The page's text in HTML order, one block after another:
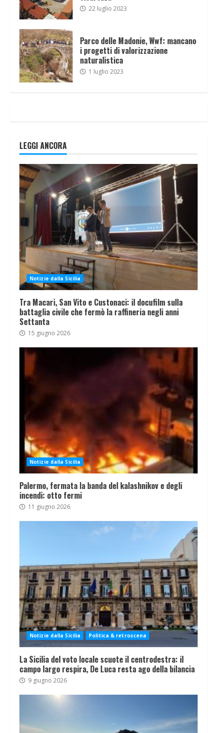
22 luglio 2023
Parco delle Madonie, Wwf: mancano
i progetti di valorizzazione
naturalistica
1 luglio 2023
LEGGI ANCORA
Notizie dalla Sicilia
Tra Macari, San Vito e Custonaci: il docufilm sulla
battaglia civile che fermò la raffineria negli anni
Settanta
15 giugno 2026
Notizie dalla Sicilia
Palermo, fermata la banda del kalashnikov e degli
incendi: otto fermi
11 giugno 2026
Notizie dalla Sicilia Politica & retroscena
La Sicilia del voto locale scuote il centrodestra: il
campo largo respira, De Luca resta ago della bilancia
9 giugno 2026